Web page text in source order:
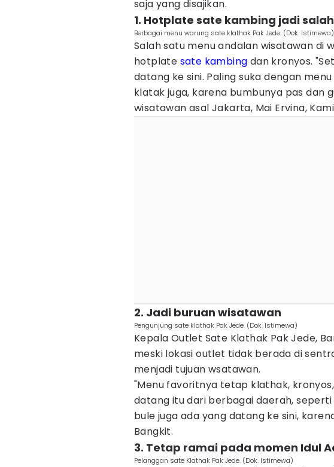
saja yang disajikan.
1. Hotplate sate kambing jadi
Berbagai menu warung sate klathak Pak Jede. (Dok. Istimewa)
Salah satu menu andalan wisatawan di
hotplate sate kambing dan kronyos.
datang ke sini. Paling suka dengan
klatak juga, karena bumbunya pas dan
wisatawan asal Jakarta, Mai Ervina,
2. Jadi buruan wisatawan
Pengunjung sate klathak Pak Jede. (Dok. Istimewa)
Kepala Outlet Sate Klathak Pak Jede,
meski lokasi outlet tidak berada di
menjadi tujuan wsatawan.
"Menu favoritnya tetap klathak,
datang itu dari berbagai daerah, seperti
bule juga ada yang datang ke sini,
Bangkit.
3. Tetap ramai pada momen Idul
Pelanggan sate Klathak Pak Jede. (Dok. Istimewa)